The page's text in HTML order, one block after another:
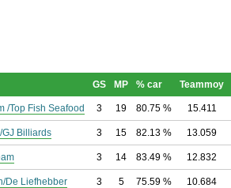
GS MP % car Teammoy
/Top Fish Seafood 3 19 80.75 % 15.411
GJ Billiards 3 15 82.13 % 13.059
3 14 83.49 % 12.832
De Liefhebber 3 5 75.59 % 10.684